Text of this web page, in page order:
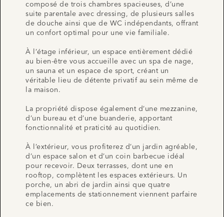
composé de trois chambres spacieuses, d’une
suite parentale avec dressing, de plusieurs salles
de douche ainsi que de WC indépendants, offrant
un confort optimal pour une vie familiale.
À l’étage inférieur, un espace entièrement dédié
au bien-être vous accueille avec un spa de nage,
un sauna et un espace de sport, créant un
véritable lieu de détente privatif au sein même de
la maison.
La propriété dispose également d’une mezzanine,
d’un bureau et d’une buanderie, apportant
fonctionnalité et praticité au quotidien.
À l’extérieur, vous profiterez d’un jardin agréable,
d’un espace salon et d’un coin barbecue idéal
pour recevoir. Deux terrasses, dont une en
rooftop, complètent les espaces extérieurs. Un
porche, un abri de jardin ainsi que quatre
emplacements de stationnement viennent parfaire
ce bien.